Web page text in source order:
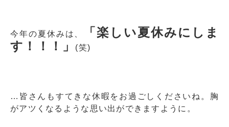
今年の夏休みは、
「楽しい夏休みにしま
す！！！」
(笑)
…皆さんもすてきな休暇をお過ごしくださいね。胸
がアツくなるような思い出ができますように。